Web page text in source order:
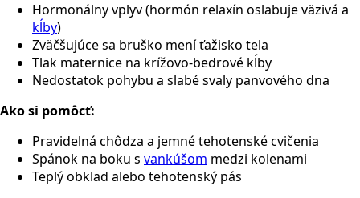
Hormonálny vplyv (hormón relaxín oslabuje väzivá a
kĺby)
Zväčšujúce sa bruško mení ťažisko tela
Tlak maternice na krížovo-bedrové kĺby
Nedostatok pohybu a slabé svaly panvového dna
Ako si pomôcť:
Pravidelná chôdza a jemné tehotenské cvičenia
Spánok na boku s vankúšom medzi kolenami
Teplý obklad alebo tehotenský pás